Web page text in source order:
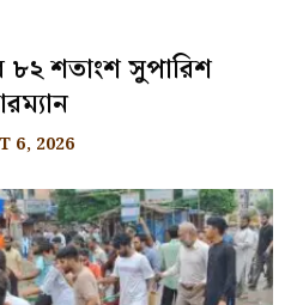
৮২ শতাংশ সুপারিশ
6, 2026